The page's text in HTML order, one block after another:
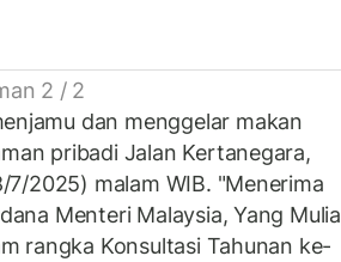
2 / 2
dan menggelar makan
pribadi Jalan Kertanegara,
2025) malam WIB. "Menerima
Menteri Malaysia, Yang Mulia
rangka Konsultasi Tahunan ke-